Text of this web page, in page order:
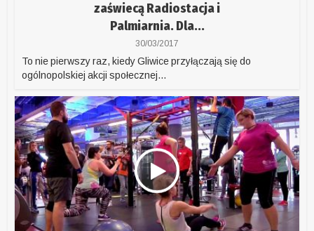
zaświecą Radiostacja i
Palmiarnia. Dla...
30/03/2017
To nie pierwszy raz, kiedy Gliwice przyłączają się do
ogólnopolskiej akcji społecznej...